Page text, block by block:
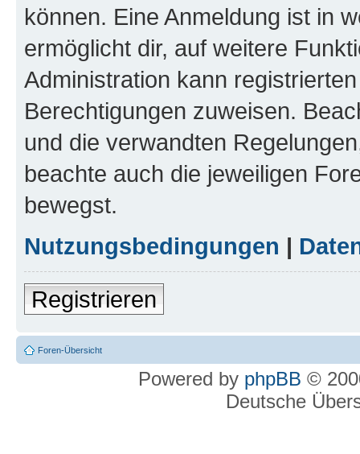
können. Eine Anmeldung ist in
ermöglicht dir, auf weitere
Administration kann
Berechtigungen zuweisen.
und die verwandten
beachte auch die jeweiligen
bewegst.
Nutzungsbedingungen |
Registrieren
Foren-Übersicht
Powered by phpBB ©
Deutsche